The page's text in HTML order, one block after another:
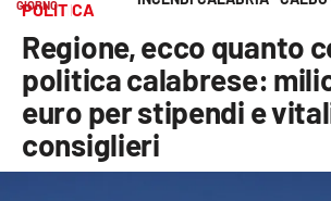
SEZIONI
Cronaca
Politica
Vai
GIORNO
POLITICA
Regione, ecco quanto
politica calabrese:
euro per stipendi e
consiglieri